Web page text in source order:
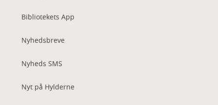
Bibliotekets App
Nyhedsbreve
Nyheds SMS
Nyt på Hylderne